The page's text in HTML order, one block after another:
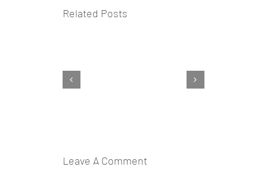
Related Posts
Leave A Comment